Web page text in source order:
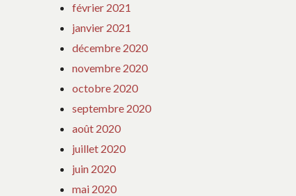
février 2021
janvier 2021
décembre 2020
novembre 2020
octobre 2020
septembre 2020
août 2020
juillet 2020
juin 2020
mai 2020